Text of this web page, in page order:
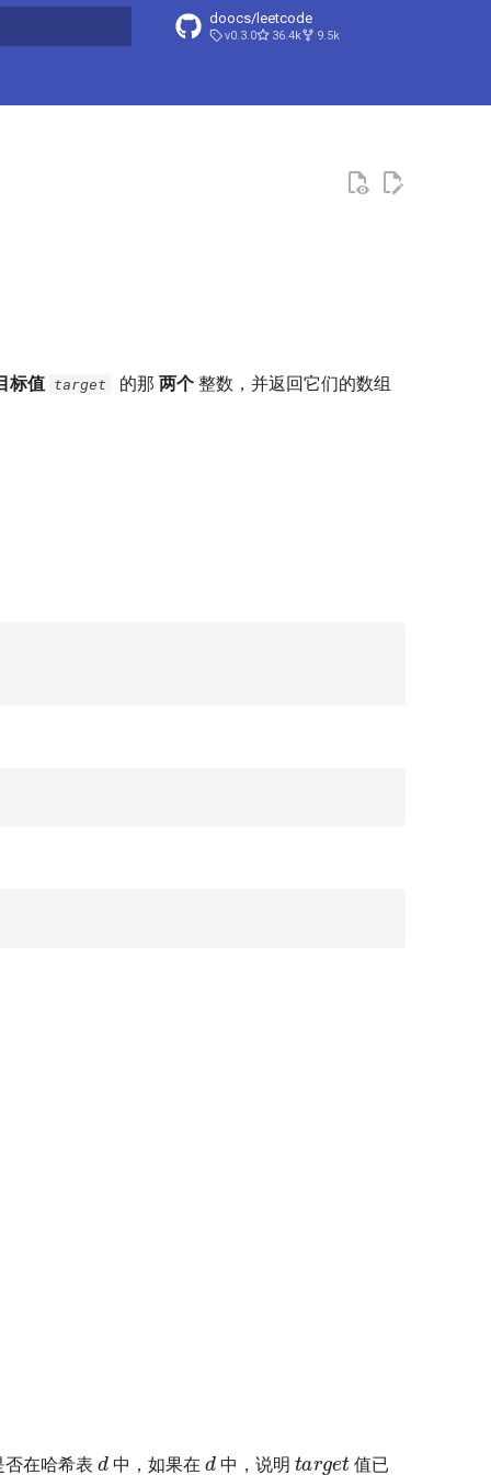
doocs/leetcode
v0.3.0 36.4k 9.5k
标值 target 的那 两个 整数，并返回它们的数组
在哈希表 中，如果在 中，说明 值已